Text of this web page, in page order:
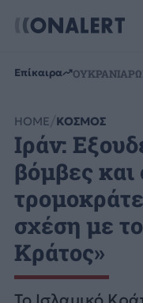
Επίκαιρα ΟΥΚΡΑΝΙΑ
HOME ΚΟΣΜΟΣ
Ιράν:
βόμβες
σχέση με
Κράτος»